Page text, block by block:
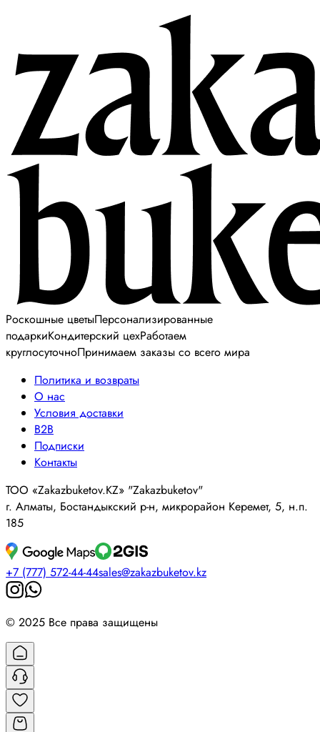
Роскошные цветыПерсонализированные
подаркиКондитерский цехРаботаем
круглосуточноПринимаем заказы со всего мира
Политика и возвраты
О нас
Условия доставки
B2B
Подписки
Контакты
ТОО «Zakazbuketov.KZ» "Zakazbuketov"
г. Алматы, Бостандыкский р-н, микрорайон Керемет, 5, н.п.
185
+7 (777) 572-44-44sales@zakazbuketov.kz
© 2025 Все права защищены